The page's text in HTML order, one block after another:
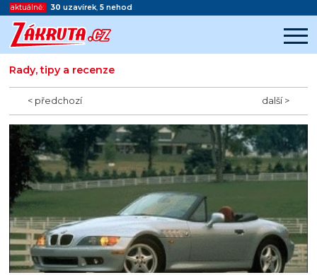
aktuálně: 30 uzavírek, 5 nehod
Rady, tipy a recenze
Začátek reklamy
Konec reklamy
< předchozí další >